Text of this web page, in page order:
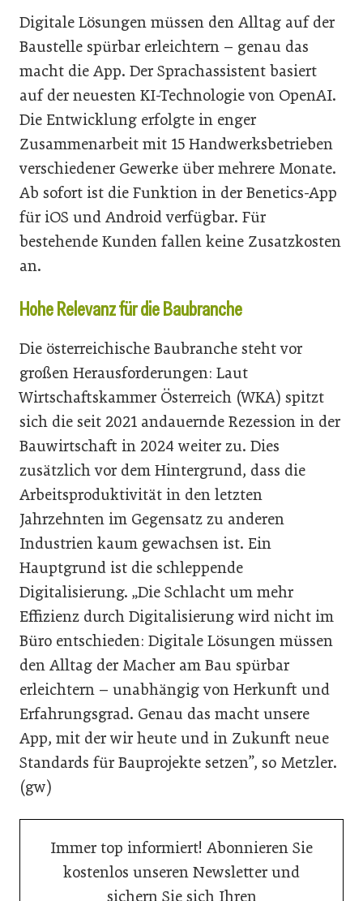
Digitale Lösungen müssen den Alltag auf der
Baustelle spürbar erleichtern – genau das
macht die App. Der Sprachassistent basiert
auf der neuesten KI-Technologie von OpenAI.
Die Entwicklung erfolgte in enger
Zusammenarbeit mit 15 Handwerksbetrieben
verschiedener Gewerke über mehrere Monate.
Ab sofort ist die Funktion in der Benetics-App
für iOS und Android verfügbar. Für
bestehende Kunden fallen keine Zusatzkosten
an.
Hohe Relevanz für die Baubranche
Die österreichische Baubranche steht vor
großen Herausforderungen: Laut
Wirtschaftskammer Österreich (WKA) spitzt
sich die seit 2021 andauernde Rezession in der
Bauwirtschaft in 2024 weiter zu. Dies
zusätzlich vor dem Hintergrund, dass die
Arbeitsproduktivität in den letzten
Jahrzehnten im Gegensatz zu anderen
Industrien kaum gewachsen ist. Ein
Hauptgrund ist die schleppende
Digitalisierung. „Die Schlacht um mehr
Effizienz durch Digitalisierung wird nicht im
Büro entschieden: Digitale Lösungen müssen
den Alltag der Macher am Bau spürbar
erleichtern – unabhängig von Herkunft und
Erfahrungsgrad. Genau das macht unsere
App, mit der wir heute und in Zukunft neue
Standards für Bauprojekte setzen”, so Metzler.
(gw)
Immer top informiert! Abonnieren Sie
kostenlos unseren Newsletter und
sichern Sie sich Ihren